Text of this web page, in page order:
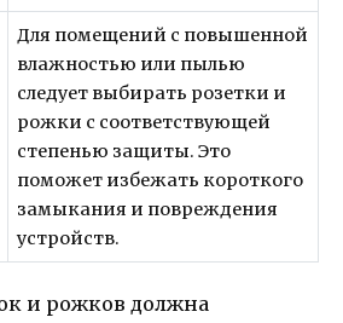
Для помещений с повышенной
влажностью или пылью
следует выбирать розетки и
рожки с соответствующей
степенью защиты. Это
поможет избежать короткого
замыкания и повреждения
устройств.
и рожков должна